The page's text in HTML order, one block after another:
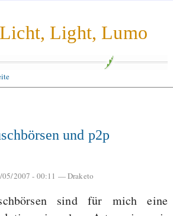
Licht, Light, Lumo
und p2p
05/2007 - 00:11 —Draketo
sind für mich eine
Heute: